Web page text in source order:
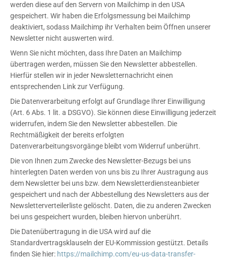
werden diese auf den Servern von Mailchimp in den USA
gespeichert. Wir haben die Erfolgsmessung bei Mailchimp
deaktiviert, sodass Mailchimp ihr Verhalten beim Öffnen unserer
Newsletter nicht auswerten wird.
Wenn Sie nicht möchten, dass Ihre Daten an Mailchimp
übertragen werden, müssen Sie den Newsletter abbestellen.
Hierfür stellen wir in jeder Newsletternachricht einen
entsprechenden Link zur Verfügung.
Die Datenverarbeitung erfolgt auf Grundlage Ihrer Einwilligung
(Art. 6 Abs. 1 lit. a DSGVO). Sie können diese Einwilligung jederzeit
widerrufen, indem Sie den Newsletter abbestellen. Die
Rechtmäßigkeit der bereits erfolgten
Datenverarbeitungsvorgänge bleibt vom Widerruf unberührt.
Die von Ihnen zum Zwecke des Newsletter-Bezugs bei uns
hinterlegten Daten werden von uns bis zu Ihrer Austragung aus
dem Newsletter bei uns bzw. dem Newsletterdiensteanbieter
gespeichert und nach der Abbestellung des Newsletters aus der
Newsletterverteilerliste gelöscht. Daten, die zu anderen Zwecken
bei uns gespeichert wurden, bleiben hiervon unberührt.
Die Datenübertragung in die USA wird auf die
Standardvertragsklauseln der EU-Kommission gestützt. Details
finden Sie hier: https://mailchimp.com/eu-us-data-transfer-